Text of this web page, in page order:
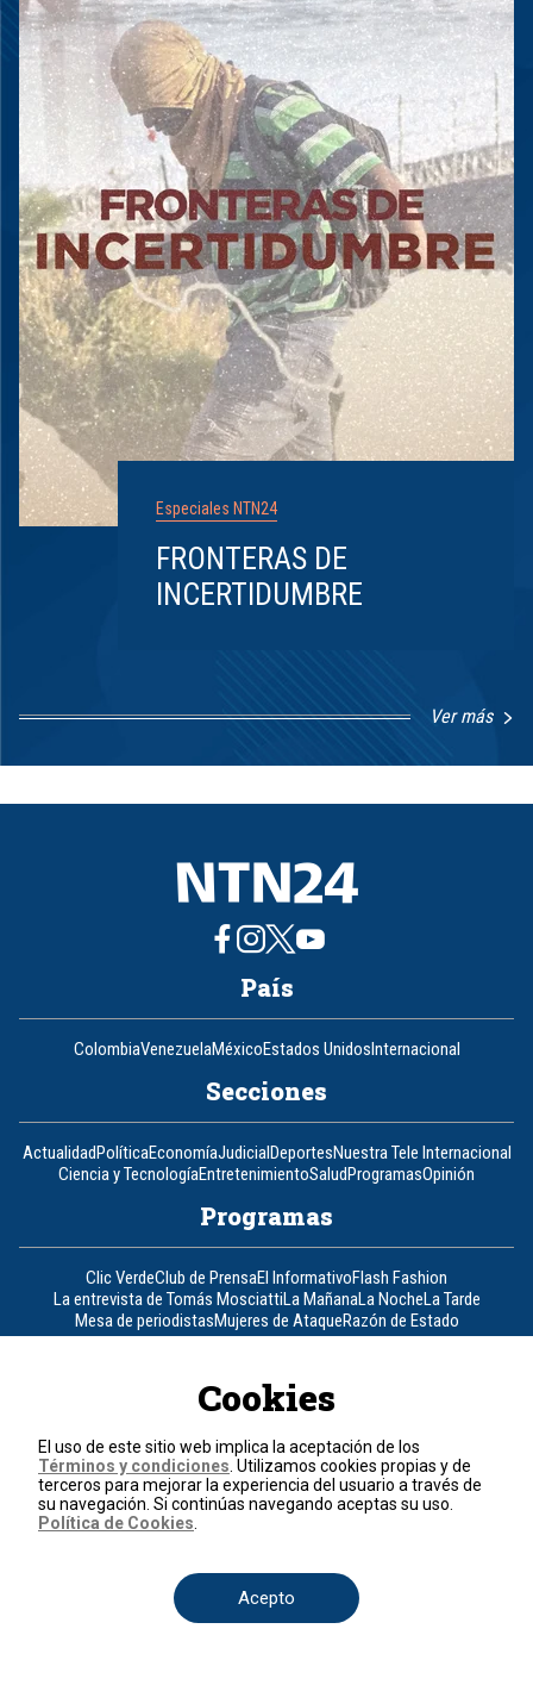
Especiales NTN24
FRONTERAS DE
INCERTIDUMBRE
Ver más
1
8
País
ColombiaVenezuelaMéxicoEstados UnidosInternacional
Secciones
ActualidadPolíticaEconomíaJudicialDeportesNuestra Tele Internacional
Ciencia y TecnologíaEntretenimientoSaludProgramasOpinión
Programas
Clic VerdeClub de PrensaEl InformativoFlash Fashion
La entrevista de Tomás MosciattiLa MañanaLa NocheLa Tarde
Mesa de periodistasMujeres de AtaqueRazón de Estado
Informe de sostenibilidadCódigo de autorregulación
Ventas InternacionalesLínea ÉticaPrensa RCNOBA
Visite también
Noticias RCNRCN RadioLa República
Nuestra Tele Internacional
Fides
Un producto de RCN Televisión
RCN Total
Cookies
El uso de este sitio web implica la aceptación de los
Términos y condiciones . Utilizamos cookies propias y de
terceros para mejorar la experiencia del usuario a través de
su navegación. Si continúas navegando aceptas su uso.
Política de Cookies
Acepto